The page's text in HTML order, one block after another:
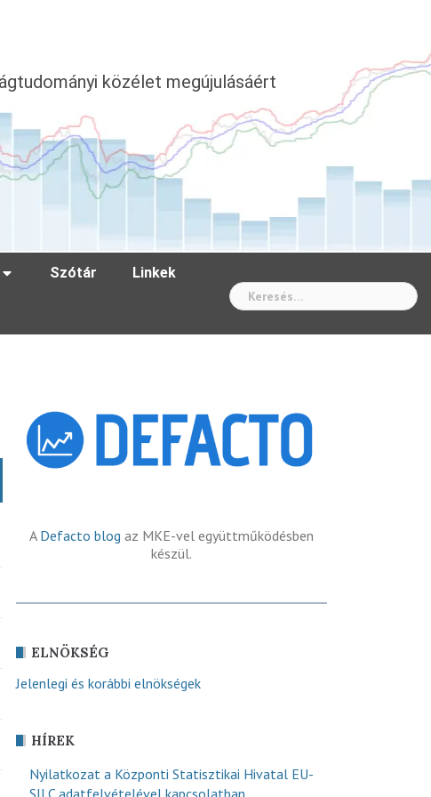
közélet megújulásáért
Szótár Linkek
A Defacto blog az MKE-vel együttműködésben
készül.
ELNÖKSÉG
Jelenlegi és korábbi elnökségek
HÍREK
Nyilatkozat a Központi Statisztikai Hivatal EU-
SILC adatfelvételével kapcsolatban